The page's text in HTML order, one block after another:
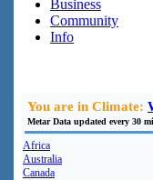
Business
Community
Info
You are in Climate:
Metar Data updated every 30
Africa
Australia
Canada